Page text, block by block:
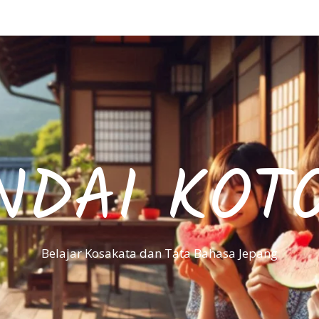
Belajar Kosakata dan Tata Bahasa Jepang